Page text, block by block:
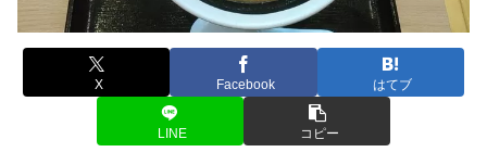
X Facebook はてブ
LINE コピー